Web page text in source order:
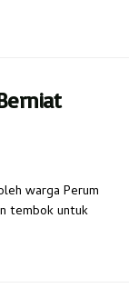
warga Perum
tembok untuk